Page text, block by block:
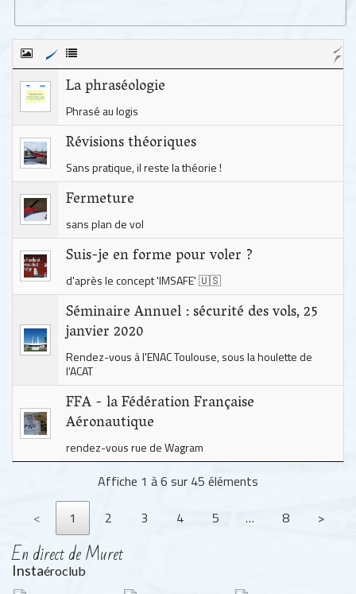
La phraséologie
Phrasé au logis
Révisions théoriques
Sans pratique, il reste la théorie !
Fermeture
sans plan de vol
Suis-je en forme pour voler ?
d'après le concept 'IMSAFE' 🇺🇸
Séminaire Annuel : sécurité des vols, 25
janvier 2020
Rendez-vous à l'ENAC Toulouse, sous la houlette de
l'ACAT
FFA - la Fédération Française
Aéronautique
rendez-vous rue de Wagram
Affiche 1 à 6 sur 45 éléments
<
1 2 3 4 5 … 8 >
En direct de Muret
Instaéroclub